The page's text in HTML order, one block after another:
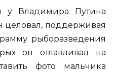
у Владимира Путина
поддерживая
рыборазведения
он отлавливал на
фото мальчика